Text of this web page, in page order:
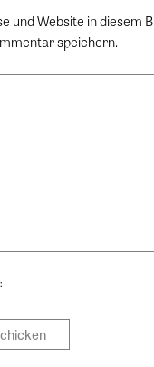
und Website in diesem
speichern.